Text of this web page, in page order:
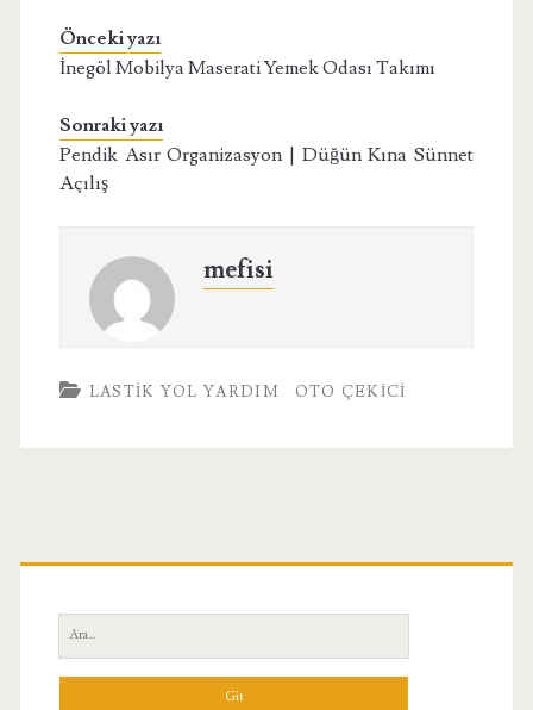
Önceki yazı
İnegöl Mobilya Maserati Yemek Odası Takımı
Sonraki yazı
Pendik Asır Organizasyon | Düğün Kına Sünnet
Açılış
mefisi
LASTIK YOL YARDIM OTO ÇEKICI
Birincil
Yan
Menü
Ara: